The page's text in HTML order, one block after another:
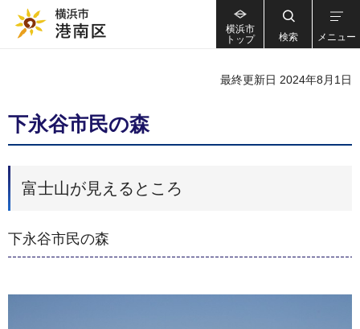
横浜市
トップ
検索 メニュー
最終更新日 2024年8月1日
下永谷市民の森
富士山が見えるところ
下永谷市民の森